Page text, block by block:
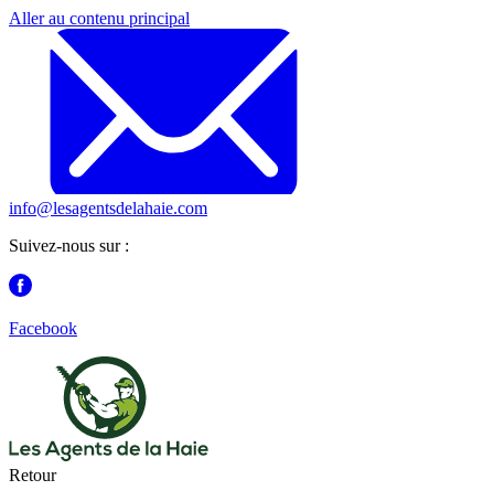
Aller au contenu principal
info@lesagentsdelahaie.com
Suivez-nous sur :
Facebook
Retour